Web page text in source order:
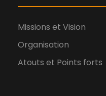
Missions et Vision
Organisation
Atouts et Points forts